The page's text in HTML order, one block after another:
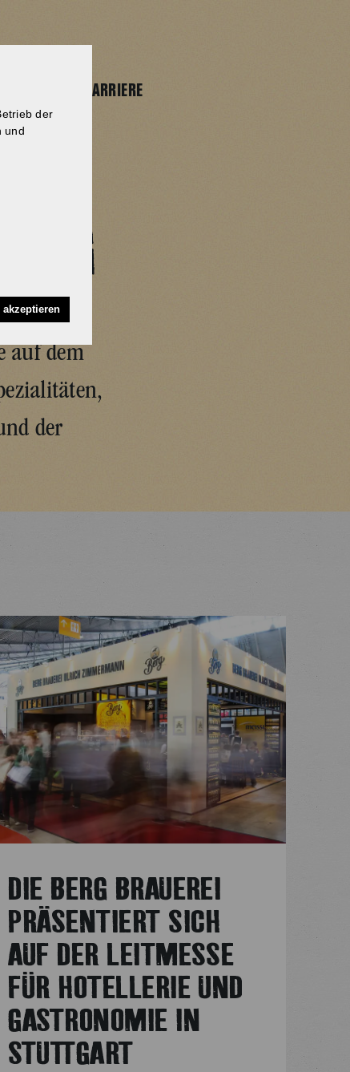
der
und
akzeptieren
KARRIERE
auf dem
der
DIE BERG BRAUEREI
PRÄSENTIERT SICH
AUF DER LEITMESSE
FÜR HOTELLERIE UND
GASTRONOMIE IN
STUTTGART